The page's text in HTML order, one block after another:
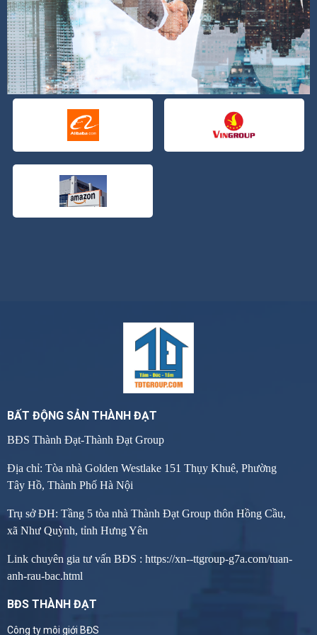
BẤT ĐỘNG SẢN THÀNH ĐẠT
BĐS Thành Đạt-Thành Đạt Group
Địa chỉ: Tòa nhà Golden Westlake 151 Thụy Khuê, Phường
Tây Hồ, Thành Phố Hà Nội
Trụ sở ĐH: Tầng 5 tòa nhà Thành Đạt Group thôn Hồng Cầu,
xã Như Quỳnh, tỉnh Hưng Yên
Link chuyên gia tư vấn BĐS : https://xn--ttgroup-g7a.com/tuan-
anh-rau-bac.html
BĐS THÀNH ĐẠT
Công ty môi giới BĐS